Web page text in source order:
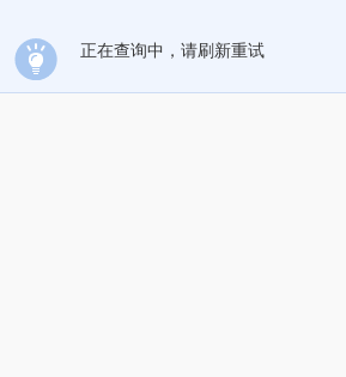
正在查询中，请刷新重试